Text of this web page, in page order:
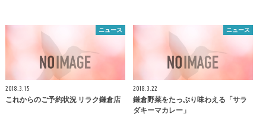
ニュース
2018.3.15
これからのご予約状況 リラク鎌倉店
ニュース
2018.3.22
鎌倉野菜をたっぷり味わえる「サラ
ダキーマカレー」